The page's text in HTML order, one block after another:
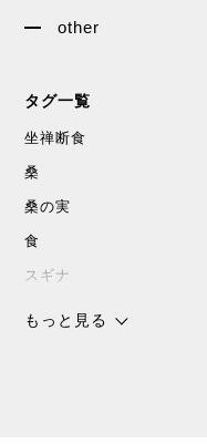
other
タグ一覧
坐禅断食
桑
桑の実
食
スギナ
沖縄
もっと見る